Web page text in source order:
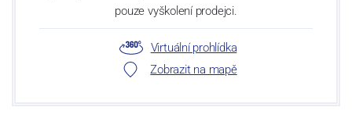
pouze vyškolení prodejci.
Virtuální prohlídka
Zobrazit na mapě